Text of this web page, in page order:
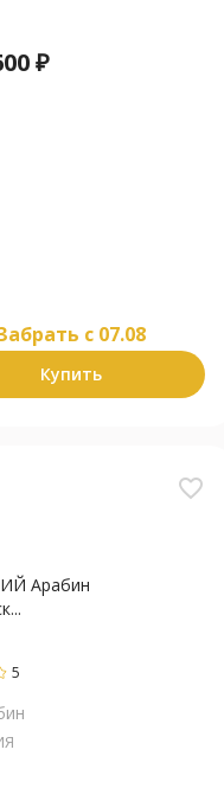
₽
c 07.08
Купить
favorite_border
Арабин
5